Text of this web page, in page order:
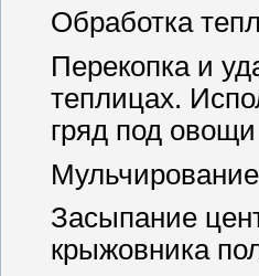
Обработка
Перекопка и
теплицах.
гряд под овощи
Засыпание
крыжовника